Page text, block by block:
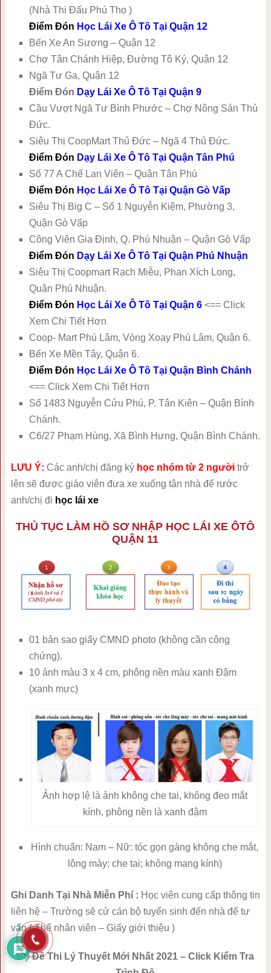
(Nhà Thi Đấu Phú Thọ )
Điểm Đón Học Lái Xe Ô Tô Tại Quận 12
Bến Xe An Sương – Quận 12
Chợ Tân Chánh Hiệp, Đường Tô Ký, Quận 12
Ngã Tư Ga, Quận 12
Điểm Đón Dạy Lái Xe Ô Tô Tại Quận 9
Cầu Vượt Ngã Tư Bình Phước – Chợ Nông Sản Thủ
Đức.
Siêu Thị CoopMart Thủ Đức – Ngã 4 Thủ Đức.
Điểm Đón Dạy Lái Xe Ô Tô Tại Quận Tân Phú
Số 77 A Chế Lan Viên – Quận Tân Phú
Điểm Đón Học Lái Xe Ô Tô Tại Quận Gò Vấp
Siêu Thị Big C – Số 1 Nguyễn Kiệm, Phường 3,
Quận Gò Vấp
Công Viên Gia Định, Q. Phú Nhuận – Quận Gò Vấp
Điểm Đón Dạy Lái Xe Ô Tô Tại Quận Phú Nhuận
Siêu Thị Coopmart Rạch Miễu, Phan Xích Long,
Quận Phú Nhuận.
Điểm Đón Học Lái Xe Ô Tô Tại Quận 6 <== Click
Xem Chi Tiết Hơn
Coop- Mart Phú Lâm, Vòng Xoay Phú Lâm, Quận 6.
Bến Xe Mền Tây, Quận 6.
Điểm Đón Học Lái Xe Ô Tô Tại Quận Bình Chánh
<== Click Xem Chi Tiết Hơn
Số 1483 Nguyễn Cửu Phú, P. Tân Kiên – Quận Bình
Chánh.
C6/27 Phạm Hùng, Xã Bình Hưng, Quận Bình Chánh.
LƯU Ý: Các anh/chị đăng ký học nhóm từ 2 ngườitrở
lên sẽ được giáo viên đưa xe xuống tận nhà để rước
anh/chị đi học lái xe
THỦ TỤC LÀM HỒ SƠ NHẬP HỌC LÁI XE ÔTÔ
QUẬN 11
01 bản sao giấy CMND photo (không cần công
chứng).
10 ảnh màu 3 x 4 cm, phông nền màu xanh Đậm
(xanh mực)
Ảnh hợp lệ là ảnh không che tai, không đeo mắt
kính, phông nền là xanh đậm
Hình chuẩn: Nam – Nữ: tóc gọn gàng không che mắt,
lông mày; che tai; không mang kính)
Ghi Danh Tại Nhà Miễn Phí : Học viên cung cấp thông tin
liên hệ – Trường sẽ cử cán bộ tuyển sinh đến nhà để tư
vấn ( Thể nhân viên – Giấy giới thiệu )
Bộ Đề Thi Lý Thuyết Mới Nhất 2021 – Click Kiểm Tra
1